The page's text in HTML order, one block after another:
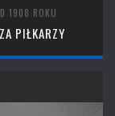
1908 ROKU
PIŁKARZY